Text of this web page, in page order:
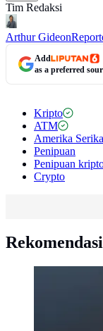
Tim Redaksi
Arthur Gideon
Add
as a preferred
Kripto
ATM
Amerika
Penipuan
Penipuan
Crypto
Rekomendasi